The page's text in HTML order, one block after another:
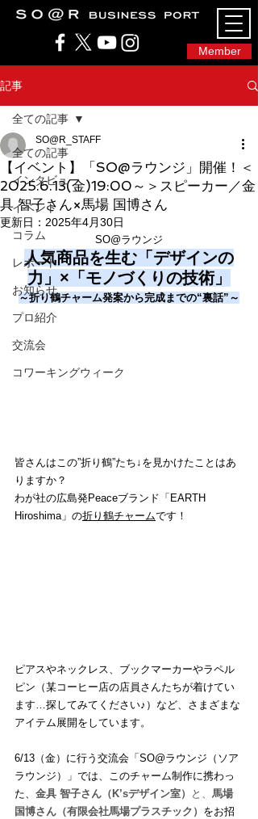
Member
SO@Rビジネスポート｜広島市のシェアオフィ
ス・コワーキングスペース
記事
全ての記事
インタビュー
イベント
コラム
レポート
お知らせ
プロ紹介
交流会
コワーキングウィーク
全ての記事
【イベント】「SO@ラウンジ」開催！＜
2025.6.13(金)19:00～＞スピーカー／金
具 智子さん×馬場 国博さん
SO@R_STAFF
更新日： 2025年4月30日
SO@ラウンジ
人気商品を生む「デザインの
力」×「モノづくりの技術」
～折り鶴チャーム発案から完成までの“裏話”～
皆さんはこの”折り鶴”たち↓を見かけたことはあ
りますか？
わが社の広島発Peaceブランド「EARTH
Hiroshima」の折り鶴チャームです！
ピアスやネックレス、ブックマーカーやラペル
ピン（某コーヒー店の店員さんたちが着けてい
ます…探してみてください♪）など、さまざまな
アイテム展開をしています。
6/13（金）に行う交流会「SO@ラウンジ（ソア
ラウンジ）」では、このチャーム制作に携わっ
た、 金具 智子さん（ K’sデザイン室） と、 馬場
国博さん（有限会社馬場プラスチック） をお招